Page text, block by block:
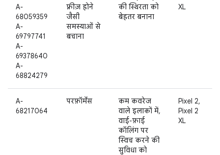
A-
68059359
A-
69797741
A-
69378640
A-
68824279
फ़्रीज़ होने
जैसी
समस्याओं से
बचाना
की स्थिरता को
बेहतर बनाना
XL
A-
68217064
परफ़ॉर्मेंस
कम कवरेज
वाले इलाकों में,
वाई-फ़ाई
कॉलिंग पर
स्विच करने की
सुविधा को
Pixel 2,
Pixel 2
XL